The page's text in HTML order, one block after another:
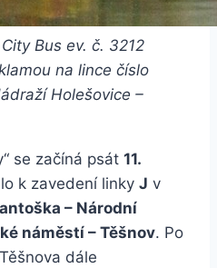
Bus ev. č. 3212
na lince číslo
Holešovice –
se začíná psát 11.
k zavedení linky J v
– Národní
náměstí – Těšnov. Po
dále